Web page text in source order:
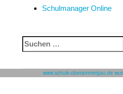
Schulmanager Online
Suchen
www.schule-oberammergau.de